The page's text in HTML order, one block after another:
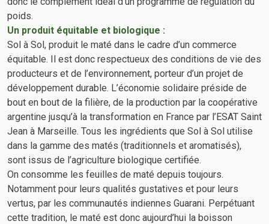
poids.
Un produit équitable et biologique :
Sol à Sol, produit le maté dans le cadre d’un commerce
équitable. Il est donc respectueux des conditions de vie des
producteurs et de l’environnement, porteur d’un projet de
développement durable. L’économie solidaire préside de
bout en bout de la filière, de la production par la coopérative
argentine jusqu’à la transformation en France par l’ESAT Saint
Jean à Marseille. Tous les ingrédients que Sol à Sol utilise
dans la gamme des matés (traditionnels et aromatisés),
sont issus de l’agriculture biologique certifiée.
On consomme les feuilles de maté depuis toujours.
Notamment pour leurs qualités gustatives et pour leurs
vertus, par les communautés indiennes Guarani. Perpétuant
cette tradition, le maté est donc aujourd’hui la boisson